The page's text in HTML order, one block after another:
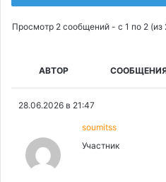
Просмотр 2 сообщений - с 1 по 2 (из
АВТОР
28.06.2026 в 21:47
soumitss
Участник